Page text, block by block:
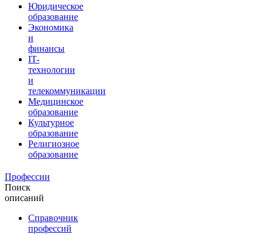
Юридическое
образование
Экономика
и
финансы
IT-
технологии
и
телекоммуникации
Медицинское
образование
Культурное
образование
Религиозное
образование
Профессии
Поиск
описаний
Справочник
профессий